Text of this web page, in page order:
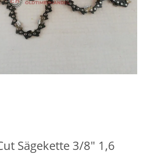
Sägekette 3/8" 1,6